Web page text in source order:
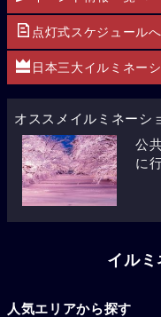
点灯式スケジュールへ
日本三大イルミネー
オススメイルミネーシ
公
に
イル
人気エリアから探す